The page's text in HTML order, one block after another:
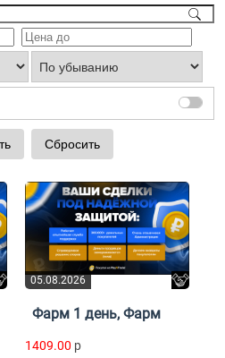
05.08.2026
Фарм 1 день, Фарм
1409.00 p